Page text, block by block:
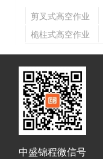
剪叉式高空作业
平台
桅柱式高空作业
中盛锦程微信号